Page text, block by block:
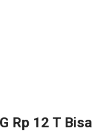
Rp 12 T Bisa